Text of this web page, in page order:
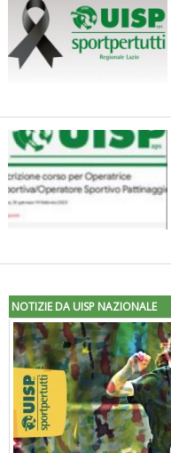
NOTIZIE DA UISP NAZIONALE